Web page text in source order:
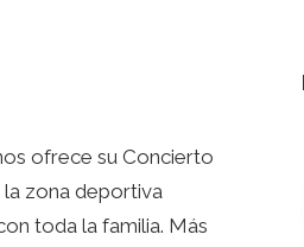
ofrece su Concierto
la zona deportiva
toda la familia. Más